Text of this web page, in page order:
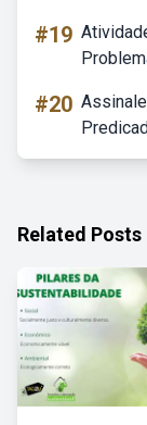
#19
#20
Related Posts